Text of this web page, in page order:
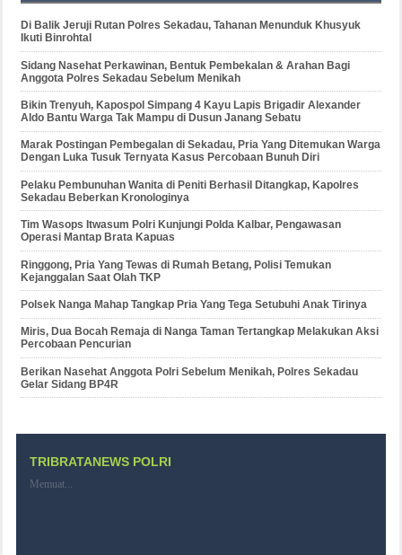
Di Balik Jeruji Rutan Polres Sekadau, Tahanan Menunduk Khusyuk
Ikuti Binrohtal
Sidang Nasehat Perkawinan, Bentuk Pembekalan & Arahan Bagi
Anggota Polres Sekadau Sebelum Menikah
Bikin Trenyuh, Kapospol Simpang 4 Kayu Lapis Brigadir Alexander
Aldo Bantu Warga Tak Mampu di Dusun Janang Sebatu
Marak Postingan Pembegalan di Sekadau, Pria Yang Ditemukan Warga
Dengan Luka Tusuk Ternyata Kasus Percobaan Bunuh Diri
Pelaku Pembunuhan Wanita di Peniti Berhasil Ditangkap, Kapolres
Sekadau Beberkan Kronologinya
Tim Wasops Itwasum Polri Kunjungi Polda Kalbar, Pengawasan
Operasi Mantap Brata Kapuas
Ringgong, Pria Yang Tewas di Rumah Betang, Polisi Temukan
Kejanggalan Saat Olah TKP
Polsek Nanga Mahap Tangkap Pria Yang Tega Setubuhi Anak Tirinya
Miris, Dua Bocah Remaja di Nanga Taman Tertangkap Melakukan Aksi
Percobaan Pencurian
Berikan Nasehat Anggota Polri Sebelum Menikah, Polres Sekadau
Gelar Sidang BP4R
TRIBRATANEWS POLRI
Memuat...